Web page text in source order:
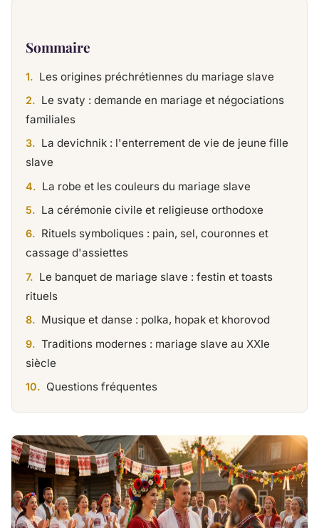
Sommaire
Les origines préchrétien­nes du mariage slave
Le svaty : demande en mariage et négociations
familiales
La devichnik : l'enterrement de vie de jeune fille
slave
La robe et les couleurs du mariage slave
La cérémonie civile et religieuse orthodoxe
Rituels symboliques : pain, sel, couronnes et
cassage d'assiettes
Le banquet de mariage slave : festin et toasts
rituels
Musique et danse : polka, hopak et khorovod
Traditions modernes : mariage slave au XXIe
siècle
Questions fréquentes